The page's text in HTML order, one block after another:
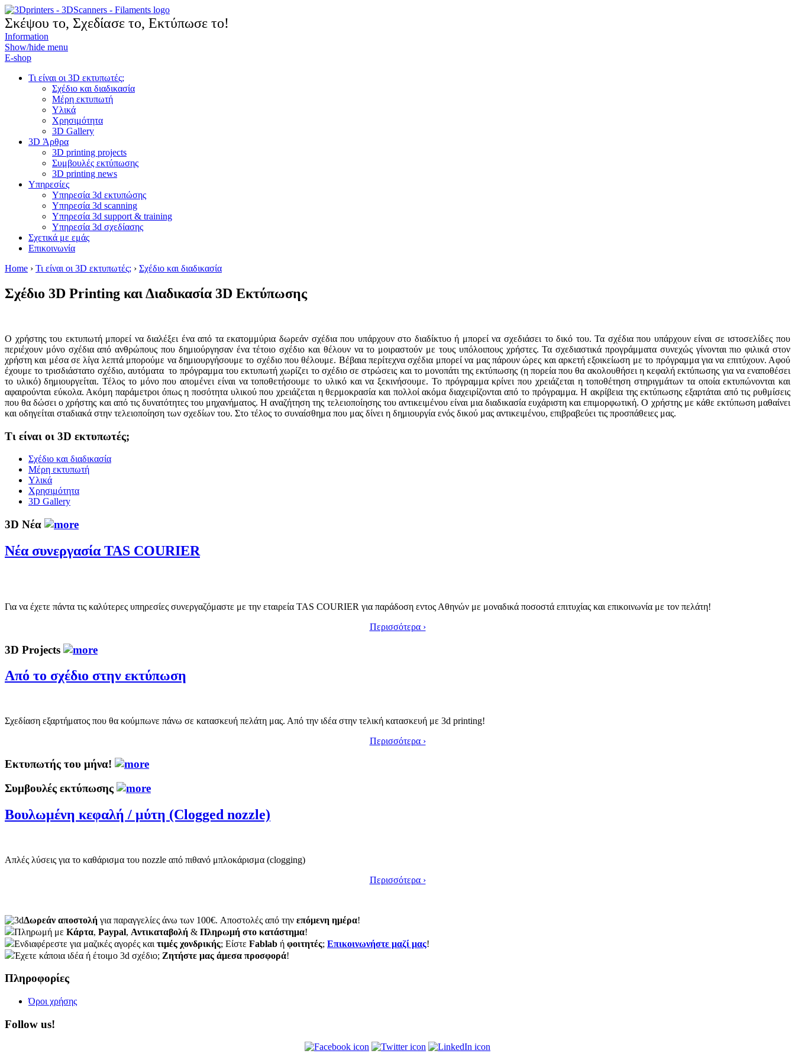
Σκέψου το, Σχεδίασε το, Εκτύπωσε το!
Information
Show/hide menu
Ε-shop
Τι είναι οι 3D εκτυπωτές;
Σχέδιο και διαδικασία
Μέρη εκτυπωτή
Υλικά
Χρησιμότητα
3D Gallery
3D Άρθρα
3D printing projects
Συμβουλές εκτύπωσης
3D printing news
Υπηρεσίες
Υπηρεσία 3d εκτυπώσης
Υπηρεσία 3d scanning
Υπηρεσία 3d support & training
Υπηρεσία 3d σχεδίασης
Σχετικά με εμάς
Επικοινωνία
Home › Τι είναι οι 3D εκτυπωτές; › Σχέδιο και διαδικασία
Σχέδιο 3D Printing και Διαδικασία 3D Εκτύπωσης
Ο χρήστης του εκτυπωτή μπορεί να διαλέξει ένα από τα εκατομμύρια δωρεάν σχέδια που υπάρχουν στο διαδίκτυο ή μπορεί να σχεδιάσει το δικό του. Τα σχέδια που υπάρχουν είναι σε ιστοσελίδες που
περιέχουν μόνο σχέδια από ανθρώπους που δημιούργησαν ένα τέτοιο σχέδιο και θέλουν να το μοιραστούν με τους υπόλοιπους χρήστες. Τα σχεδιαστικά προγράμματα συνεχώς γίνονται πιο φιλικά στον
χρήστη και μέσα σε λίγα λεπτά μπορούμε να δημιουργήσουμε το σχέδιο που θέλουμε. Βέβαια περίτεχνα σχέδια μπορεί να μας πάρουν ώρες και αρκετή εξοικείωση με το πρόγραμμα για να επιτύχουν. Αφού
έχουμε το τρισδιάστατο σχέδιο, αυτόματα το πρόγραμμα του εκτυπωτή χωρίζει το σχέδιο σε στρώσεις και το μονοπάτι της εκτύπωσης (η πορεία που θα ακολουθήσει η κεφαλή εκτύπωσης για να εναποθέσει
το υλικό) δημιουργείται. Τέλος το μόνο που απομένει είναι να τοποθετήσουμε το υλικό και να ξεκινήσουμε. Το πρόγραμμα κρίνει που χρειάζεται η τοποθέτηση στηριγμάτων τα οποία εκτυπώνονται και
αφαιρούνται εύκολα. Ακόμη παράμετροι όπως η ποσότητα υλικού που χρειάζεται η θερμοκρασία και πολλοί ακόμα διαχειρίζονται από το πρόγραμμα. Η ακρίβεια της εκτύπωσης εξαρτάται από τις ρυθμίσεις
που θα δώσει ο χρήστης και από τις δυνατότητες του μηχανήματος. Η αναζήτηση της τελειοποίησης του αντικειμένου είναι μια διαδικασία ευχάριστη και επιμορφωτική. Ο χρήστης με κάθε εκτύπωση μαθαίνει
και οδηγείται σταδιακά στην τελειοποίηση των σχεδίων του. Στο τέλος το συναίσθημα που μας δίνει η δημιουργία ενός δικού μας αντικειμένου, επιβραβεύει τις προσπάθειες μας.
Τι είναι οι 3D εκτυπωτές;
Σχέδιο και διαδικασία
Μέρη εκτυπωτή
Υλικά
Χρησιμότητα
3D Gallery
3D Νέα
Νέα συνεργασία TAS COURIER
Για να έχετε πάντα τις καλύτερες υπηρεσίες συνεργαζόμαστε με την εταιρεία TAS COURIER για παράδοση εντος Αθηνών με μοναδικά ποσοστά επιτυχίας και επικοινωνία με τον πελάτη!
Περισσότερα ›
3D Projects
Από το σχέδιο στην εκτύπωση
Σχεδίαση εξαρτήματος που θα κούμπωνε πάνω σε κατασκευή πελάτη μας. Από την ιδέα στην τελική κατασκευή με 3d printing!
Περισσότερα ›
Εκτυπωτής του μήνα!
Συμβουλές εκτύπωσης
Βουλωμένη κεφαλή / μύτη (Clogged nozzle)
Απλές λύσεις για το καθάρισμα του nozzle από πιθανό μπλοκάρισμα (clogging)
Περισσότερα ›
Δωρεάν αποστολή για παραγγελίες άνω των 100€. Aποστολές από την επόμενη ημέρα!
Πληρωμή με Κάρτα, Paypal, Αντικαταβολή & Πληρωμή στο κατάστημα!
Ενδιαφέρεστε για μαζικές αγορές και τιμές χονδρικής; Είστε Fablab ή φοιτητές; Eπικοινωνήστε μαζί μας!
Έχετε κάποια ιδέα ή έτοιμο 3d σχέδιο; Ζητήστε μας άμεσα προσφορά!
Πληροφορίες
Όροι χρήσης
Follow us!